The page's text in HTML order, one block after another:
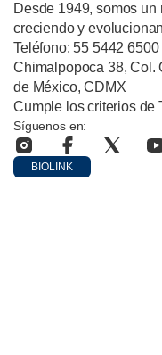
Desde 1949, somos
creciendo y
Teléfono: 55 5442 6500
Chimalpopoca 38, Col.
de México, CDMX
Cumple los criterios de
Síguenos en:
BIOLINK